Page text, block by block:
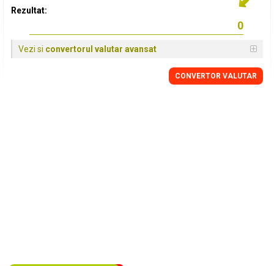
Rezultat:
Vezi si convertorul valutar avansat
CONVERTOR VALUTAR